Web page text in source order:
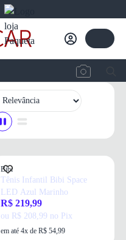
Bibi
Tênis Infantil Bibi Space
LED Azul Marinho
R$ 219,99
ou R$ 208,99 no Pix
em até 4x de R$ 54,99